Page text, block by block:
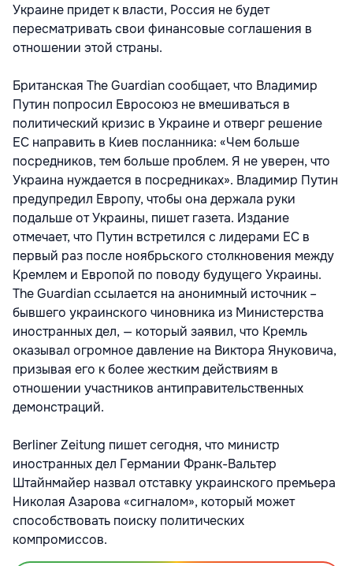
Украине придет к власти, Россия не будет
пересматривать свои финансовые соглашения в
отношении этой страны.
Британская The Guardian сообщает, что Владимир
Путин попросил Евросоюз не вмешиваться в
политический кризис в Украине и отверг решение
ЕС направить в Киев посланника: «Чем больше
посредников, тем больше проблем. Я не уверен, что
Украина нуждается в посредниках». Владимир Путин
предупредил Европу, чтобы она держала руки
подальше от Украины, пишет газета. Издание
отмечает, что Путин встретился с лидерами ЕС в
первый раз после ноябрьского столкновения между
Кремлем и Европой по поводу будущего Украины.
The Guardian ссылается на анонимный источник –
бывшего украинского чиновника из Министерства
иностранных дел, — который заявил, что Кремль
оказывал огромное давление на Виктора Януковича,
призывая его к более жестким действиям в
отношении участников антиправительственных
демонстраций.
Berliner Zeitung пишет сегодня, что министр
иностранных дел Германии Франк-Вальтер
Штайнмайер назвал отставку украинского премьера
Николая Азарова «сигналом», который может
способствовать поиску политических
компромиссов.